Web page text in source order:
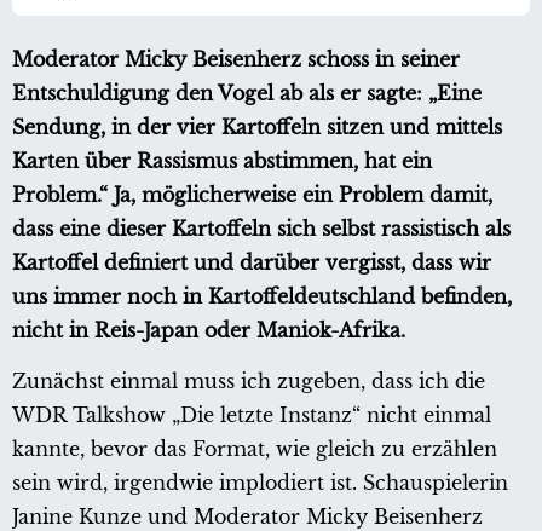
Moderator Micky Beisenherz schoss in seiner
Entschuldigung den Vogel ab als er sagte: „Eine
Sendung, in der vier Kartoffeln sitzen und mittels
Karten über Rassismus abstimmen, hat ein
Problem.“ Ja, möglicherweise ein Problem damit,
dass eine dieser Kartoffeln sich selbst rassistisch als
Kartoffel definiert und darüber vergisst, dass wir
uns immer noch in Kartoffeldeutschland befinden,
nicht in Reis-Japan oder Maniok-Afrika.
Zunächst einmal muss ich zugeben, dass ich die
WDR Talkshow „Die letzte Instanz“ nicht einmal
kannte, bevor das Format, wie gleich zu erzählen
sein wird, irgendwie implodiert ist. Schauspielerin
Janine Kunze und Moderator Micky Beisenherz